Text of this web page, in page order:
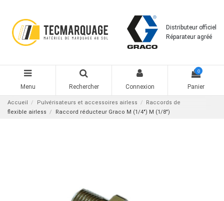
Distributeur officiel
Réparateur agréé
Menu Rechercher Connexion
0
Panier
Accueil Pulvérisateurs et accessoires airless
Raccords de
flexible airless
Raccord réducteur Graco M (1/4") M (1/8")